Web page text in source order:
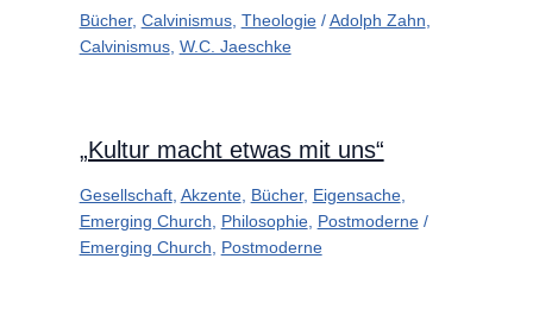
Bücher, Calvinismus, Theologie/Adolph Zahn
Calvinismus, W.C. Jaeschke
„Kultur macht etwas mit uns“
Gesellschaft, Akzente, Bücher, Eigensache,
Emerging Church
Philosophie, Postmoderne/
Emerging Church
Postmoderne